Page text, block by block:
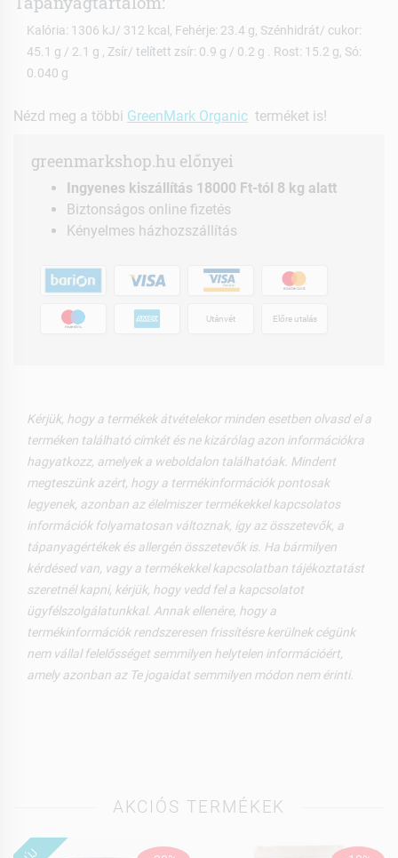
Kalória: 1306 kJ/ 312 kcal, Fehérje: 23.4 g, Szénhidrát/ cukor:
45.1 g / 2.1 g , Zsír/ telített zsír: 0.9 g / 0.2 g . Rost: 15.2 g, Só:
0.040 g
Nézd meg a többi GreenMark Organic terméket is!
greenmarkshop.hu előnyei
Ingyenes kiszállítás 18000 Ft-tól 8 kg alatt
Biztonságos online fizetés
Kényelmes házhozszállítás
Utánvét Előre utalás
Kérjük, hogy a termékek átvételekor minden esetben olvasd el a
terméken található címkét és ne kizárólag azon információkra
hagyatkozz, amelyek a weboldalon találhatóak. Mindent
megteszünk azért, hogy a termékinformációk pontosak
legyenek, azonban az élelmiszer termékekkel kapcsolatos
információk folyamatosan változnak, így az összetevők, a
tápanyagértékek és allergén összetevők is. Ha bármilyen
kérdésed van, vagy a termékekkel kapcsolatban tájékoztatást
szeretnél kapni, kérjük, hogy vedd fel a kapcsolatot
ügyfélszolgálatunkkal. Annak ellenére, hogy a
termékinformációk rendszeresen frissítésre kerülnek cégünk
nem vállal felelősséget semmilyen helytelen információért,
amely azonban az Te jogaidat semmilyen módon nem érinti.
AKCIÓS TERMÉKEK